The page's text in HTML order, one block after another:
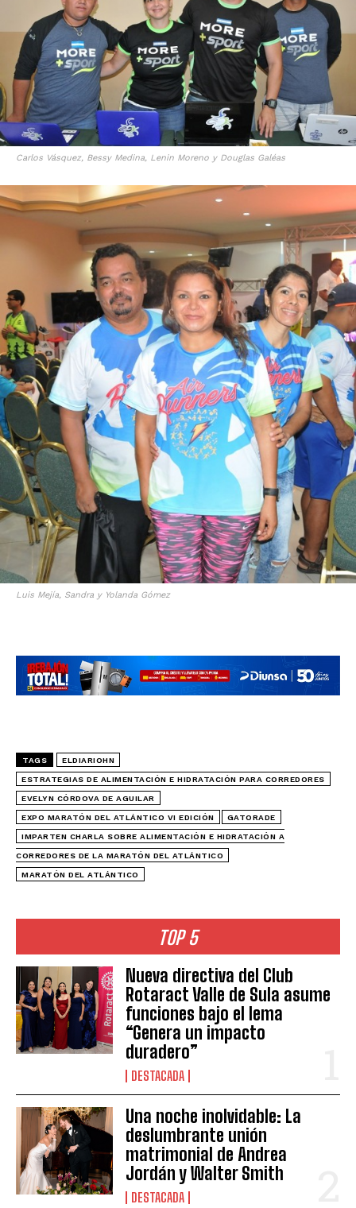
TOP 5
Nueva directiva del Club
Rotaract Valle de Sula asume
funciones bajo el lema
“Genera un impacto
duradero”
DESTACADA
Una noche inolvidable: La
deslumbrante unión
matrimonial de Andrea
Jordán y Walter Smith
DESTACADA
Carlos Vásquez, Bessy Medina, Lenin Moreno y Douglas Galéas
Luis Mejía, Sandra y Yolanda Gómez
TAGS ELDIARIOHN
ESTRATEGIAS DE ALIMENTACIÓN E HIDRATACIÓN PARA CORREDORES
EVELYN CÓRDOVA DE AGUILAR
EXPO MARATÓN DEL ATLÁNTICO VI EDICIÓN GATORADE
IMPARTEN CHARLA SOBRE ALIMENTACIÓN E HIDRATACIÓN A
CORREDORES DE LA MARATÓN DEL ATLÁNTICO
MARATÓN DEL ATLÁNTICO